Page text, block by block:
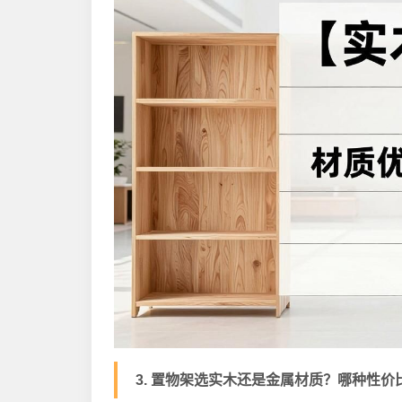
3. 置物架选实木还是金属材质？哪种性价